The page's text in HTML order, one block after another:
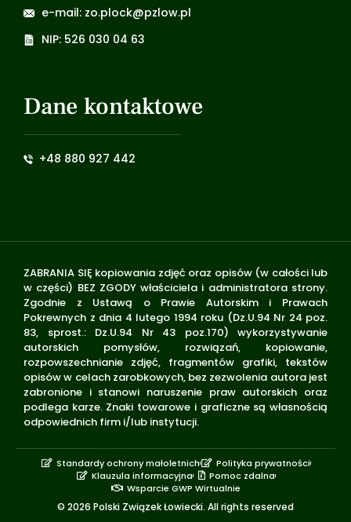
e-mail: zo.plock@pzlow.pl
NIP: 526 030 04 63
Dane kontaktowe
+48 880 927 442
ZABRANIA SIĘ kopiowania zdjęć oraz opisów (w całości lub
w części) BEZ ZGODY właściciela i administratora strony.
Zgodnie z Ustawą o Prawie Autorskim i Prawach
Pokrewnych z dnia 4 lutego 1994 roku (Dz.U.94 Nr 24 poz.
83, sprost.: Dz.U.94 Nr 43 poz.170) wykorzystywanie
autorskich pomysłów, rozwiązań, kopiowanie,
rozpowszechnianie zdjęć, fragmentów grafiki, tekstów
opisów w celach zarobkowych, bez zezwolenia autora jest
zabronione i stanowi naruszenie praw autorskich oraz
podlega karze. Znaki towarowe i graficzne są własnością
odpowiednich firm i/lub instytucji.
© 2026 Polski Związek Łowiecki. All rights reserved
Standardy ochrony małoletnich
Polityka prywatności
Klauzula informacyjna
Pomoc zdalna
Wsparcie GWP Wirtualnie